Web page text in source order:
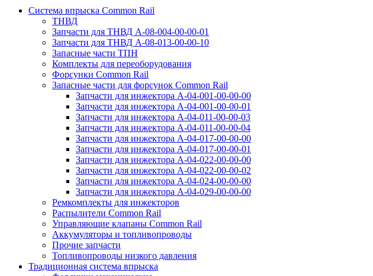
Система впрыска Common Rail
ТНВД
Запчасти для ТНВД А-08-⁠004-00-00-01
Запчасти для ТНВД А-08-⁠013-00-00-10
Запасные части ТПН
Комплекты для переоборудования
Форсунки Common Rail
Запасные части для форсунок Common Rail
Запчасти для инжектора А-04-001-00-00-00
Запчасти для инжектора А-04-001-00-00-01
Запчасти для инжектора А-04-011-00-00-03
Запчасти для инжектора А-04-011-00-00-04
Запчасти для инжектора А-04-017-00-00-00
Запчасти для инжектора А-04-017-00-00-01
Запчасти для инжектора А-04-022-00-00-00
Запчасти для инжектора А-04-022-00-00-02
Запчасти для инжектора А-04-024-00-00-00
Запчасти для инжектора А-04-029-00-00-00
Ремкомплекты для инжекторов
Распылители Common Rail
Управляющие клапаны Common Rail
Аккумуляторы и топливопроводы
Прочие запчасти
Топливопроводы низкого давления
Традиционная система впрыска